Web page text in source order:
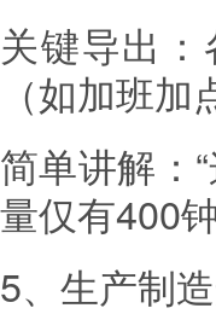
关键导出
（如加班
简单讲解：
量仅有400
5、生产制